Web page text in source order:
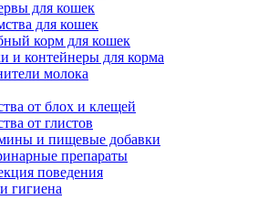
для кошек
для кошек
корм для кошек
и контейнеры для корма
молока
от блох и клещей
от глистов
и пищевые добавки
препараты
поведения
гигиена